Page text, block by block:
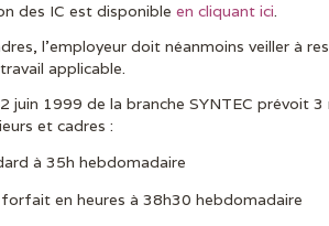
des IC est disponible en cliquant ici.
l’employeur doit néanmoins veiller à
applicable.
juin 1999 de la branche SYNTEC prévoit
et cadres :
à 35h hebdomadaire
en heures à 38h30 hebdomadaire